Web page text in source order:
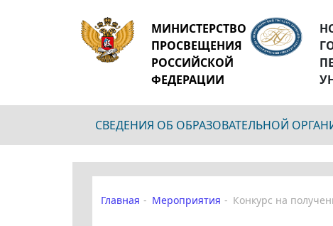
МИНИСТЕРСТВО
ПРОСВЕЩЕНИЯ
РОССИЙСКОЙ
ФЕДЕРАЦИИ
СВЕДЕНИЯ ОБ ОБРАЗОВАТЕЛЬНОЙ
Главная Мероприятия Конкурс на